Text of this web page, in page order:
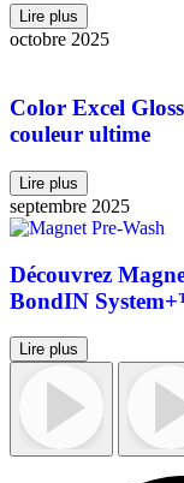
Lire plus
octobre 2025
Color Excel
couleur ultime
Lire plus
septembre 2025
Découvrez
BondIN
Lire plus